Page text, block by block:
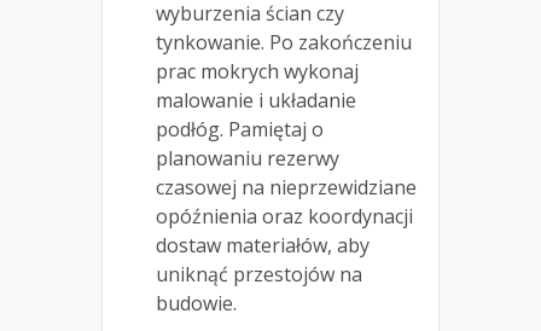
wyburzenia ścian czy
tynkowanie. Po zakończeniu
prac mokrych wykonaj
malowanie i układanie
podłóg. Pamiętaj o
planowaniu rezerwy
czasowej na nieprzewidziane
opóźnienia oraz koordynacji
dostaw materiałów, aby
uniknąć przestojów na
budowie.